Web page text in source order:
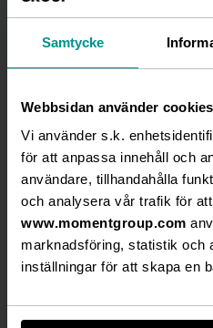
Samtycke
Webbsidan använder cookies
Vi använder s.k.
för att anpassa innehåll och
användare, tillhandahålla
och analysera vår trafik för
www.momentgroup.com
marknadsföring, statistik och
inställningar för att skapa en
trösklar blir låga på Club
glas cava till din
Här får du både uppleva
fantastiska operaartister
artister bjuda på sin
Hamburger Börs
skapa Stockholms mest
intressanta mötesplats
På söndagar under
Callas.